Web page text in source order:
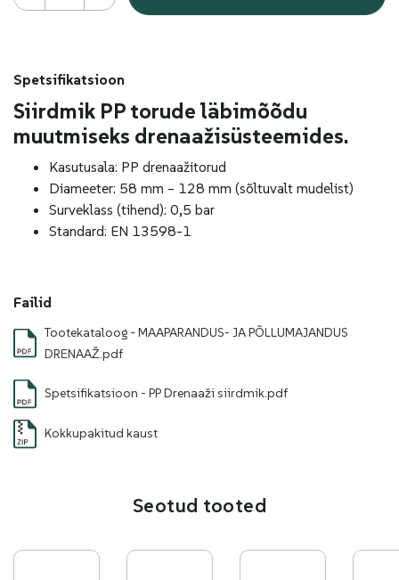
Spetsifikatsioon
Siirdmik PP torude läbimõõdu
muutmiseks drenaažisüsteemides.
Kasutusala: PP drenaažitorud
Diameeter: 58 mm – 128 mm (sõltuvalt mudelist)
Surveklass (tihend): 0,5 bar
Standard: EN 13598-1
Failid
Tootekataloog - MAAPARANDUS- JA PÕLLUMAJANDUS
DRENAAŽ.pdf
Spetsifikatsioon - PP Drenaaži siirdmik.pdf
Kokkupakitud kaust
Seotud tooted